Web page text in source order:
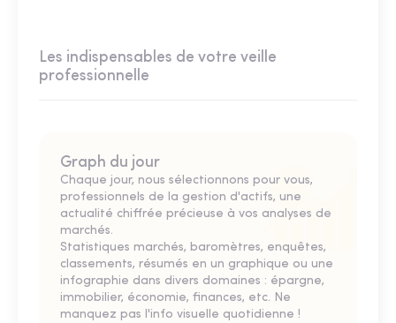
Les indispensables de votre veille
professionnelle
Graph du jour
Chaque jour, nous sélectionnons pour vous,
professionnels de la gestion d'actifs, une
actualité chiffrée précieuse à vos analyses de
marchés.
Statistiques marchés, baromètres, enquêtes,
classements, résumés en un graphique ou une
infographie dans divers domaines : épargne,
immobilier, économie, finances, etc. Ne
manquez pas l'info visuelle quotidienne !